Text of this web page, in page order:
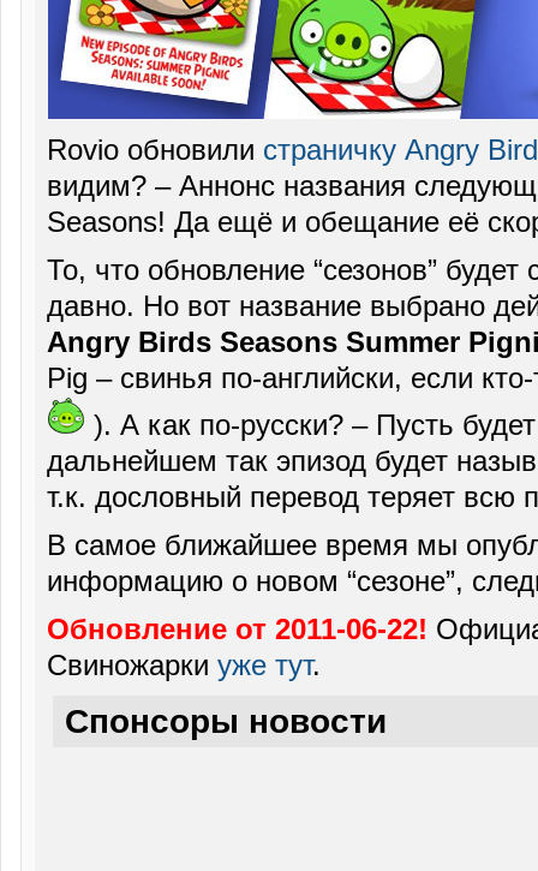
Rovio обновили страничку Angry
видим? – Аннонс названия
Seasons! Да ещё и обещание её
То, что обновление “сезонов” будет
давно. Но вот название выбрано
Angry Birds Seasons Summer
Pig – свинья по-английски, если
). А как по-русски? – Пусть будет
дальнейшем так эпизод будет
т.к. дословный перевод теряет всю
В самое ближайшее время мы
информацию о новом “сезоне”,
Обновление от 2011-06-22!
Свиножарки уже тут.
Спонсоры новости